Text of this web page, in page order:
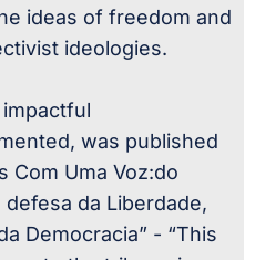
ideas of freedom and
ideologies.
was published
Com Uma Voz:do
da Liberdade,
Democracia” - “This